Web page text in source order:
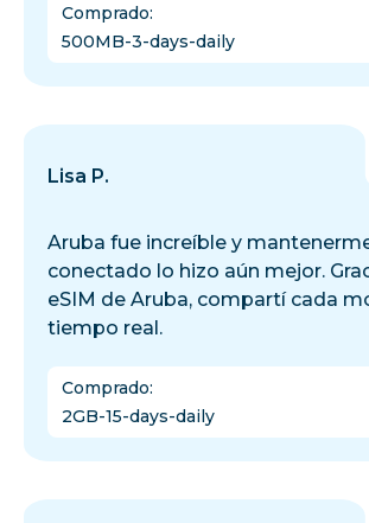
Comprado:
500MB-3-days-daily
Lisa P.
Aruba fue increíble y
conectado lo hizo aún mejor.
eSIM de Aruba, compartí cada
tiempo real.
Comprado:
2GB-15-days-daily